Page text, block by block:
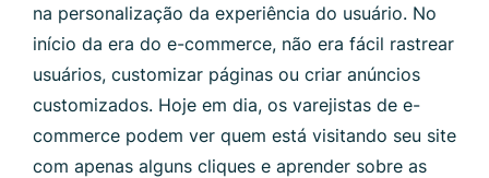
na personalização da experiência do usuário. No
início da era do e-commerce, não era fácil rastrear
usuários, customizar páginas ou criar anúncios
customizados. Hoje em dia, os varejistas de e-
commerce podem ver quem está visitando seu site
com apenas alguns cliques e aprender sobre as